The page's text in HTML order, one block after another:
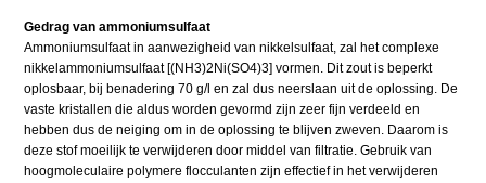
Gedrag van ammoniumsulfaat
Ammoniumsulfaat in aanwezigheid van nikkelsulfaat, zal het complexe
nikkelammoniumsulfaat [(NH3)2Ni(SO4)3] vormen. Dit zout is beperkt
oplosbaar, bij benadering 70 g/l en zal dus neerslaan uit de oplossing. De
vaste kristallen die aldus worden gevormd zijn zeer fijn verdeeld en
hebben dus de neiging om in de oplossing te blijven zweven. Daarom is
deze stof moeilijk te verwijderen door middel van filtratie. Gebruik van
hoogmoleculaire polymere flocculanten zijn effectief in het verwijderen